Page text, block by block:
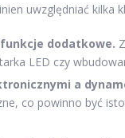
uwzględniać kilka
funkcje dodatkowe.
LED czy
a
co powinno być